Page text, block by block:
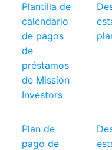
Plantilla de
calendario
de pagos
de
préstamos
de Mission
Investors
Plan de
pago de